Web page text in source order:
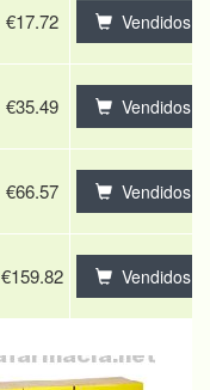
€17.72 Vendidos
€35.49 Vendidos
€66.57 Vendidos
€159.82 Vendidos